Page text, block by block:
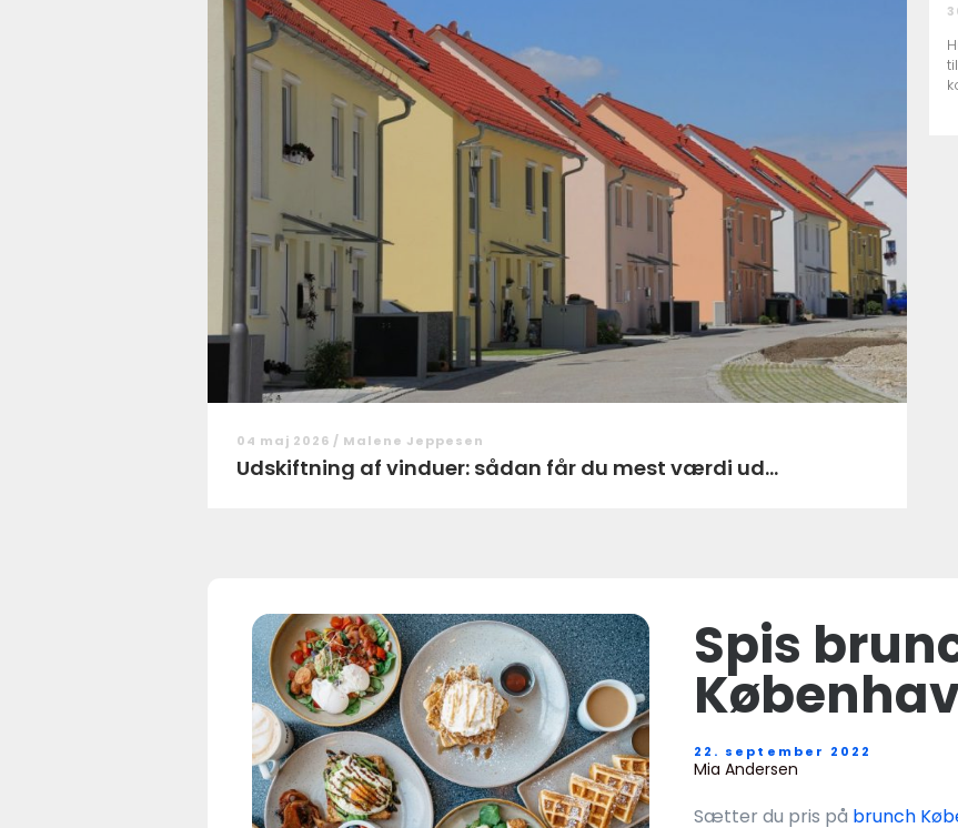
04 maj 2026 / Malene Jeppesen
Udskiftning af vinduer: sådan får du mest værdi ud...
Spis
22. september 2022
Mia Andersen
Sætter du pris på brunch